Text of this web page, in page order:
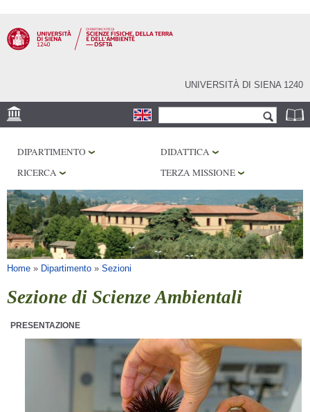
contenuto
principale
UNIVERSITÀ DI SIENA 1240
Form di ricerca
MUSEI
OSSERVATORIO
BIBLIOTECHE
SERVIZI
DIPARTIMENTO
DIDATTICA
RICERCA
TERZA MISSIONE
Tu sei qui
Home » Dipartimento » Sezioni
Sezione di Scienze Ambientali
PRESENTAZIONE